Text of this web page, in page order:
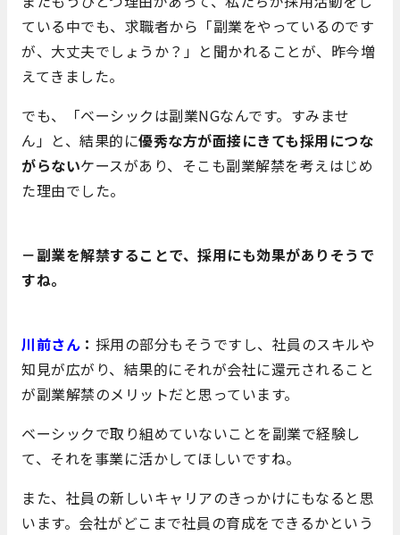
ている中でも、求職者から「副業をやっているのです
が、大丈夫でしょうか？」と聞かれることが、昨今増
えてきました。
でも、「ベーシックは副業NGなんです。すみませ
ん」と、結果的に優秀な方が面接にきても採用につな
がらないケースがあり、そこも副業解禁を考えはじめ
た理由でした。
－副業を解禁することで、採用にも効果がありそうで
すね。
川前さん ： 採用の部分もそうですし、社員のスキルや
知見が広がり、結果的にそれが会社に還元されること
が副業解禁のメリットだと思っています。
ベーシックで取り組めていないことを副業で経験し
て、それを事業に活かしてほしいですね。
また、社員の新しいキャリアのきっかけにもなると思
います。会社がどこまで社員の育成をできるかという